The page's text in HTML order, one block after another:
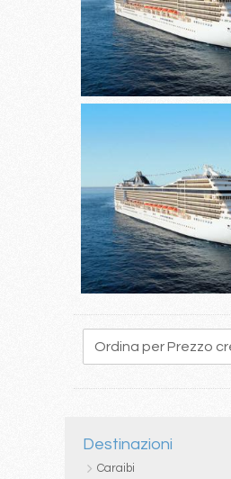
14 15 16
Destinazioni
Caraibi